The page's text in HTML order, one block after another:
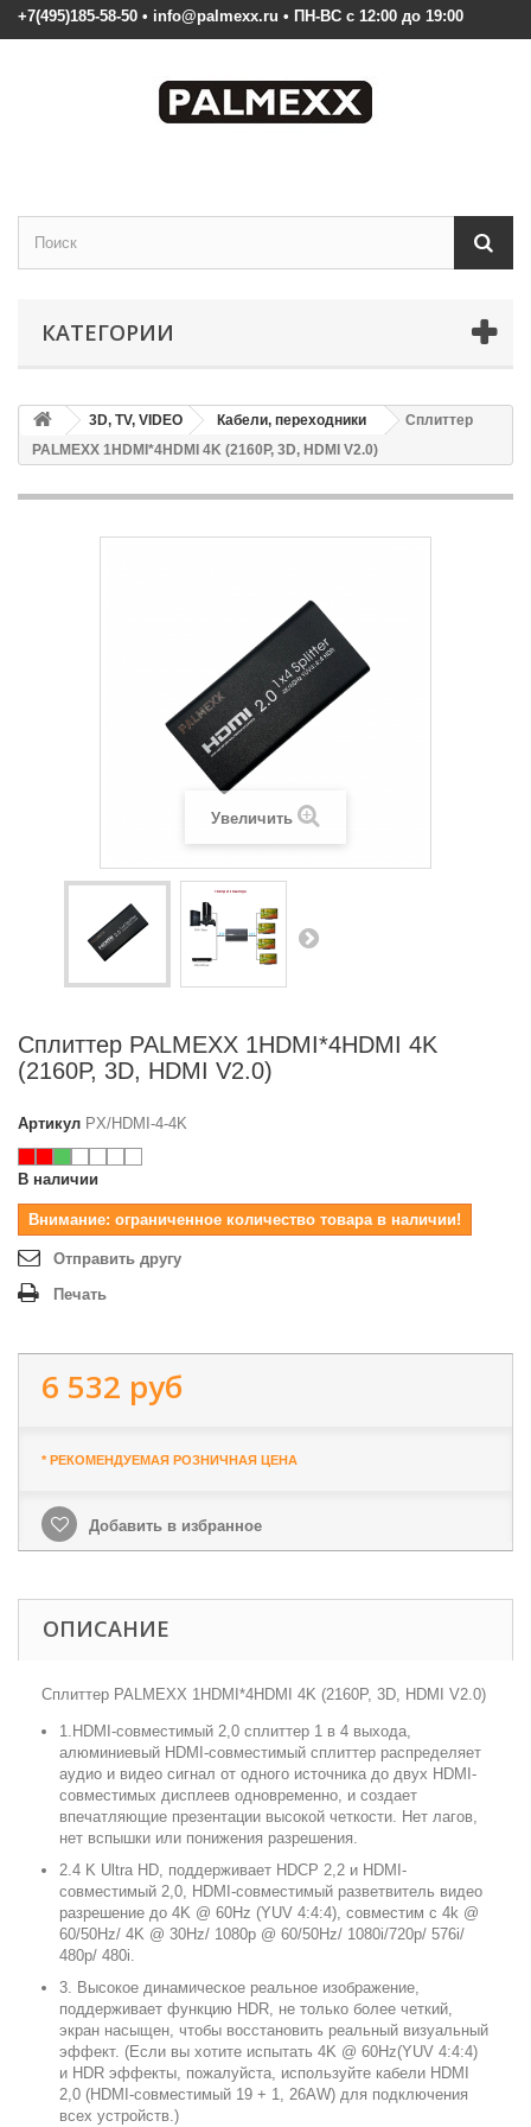
+7(495)185-58-50 • info@palmexx.ru • ПН-ВС с 12:00 до 19:00
КАТЕГОРИИ
3D, TV, VIDEO Кабели, переходники
Сплиттер
PALMEXX 1HDMI*4HDMI 4K (2160P, 3D, HDMI V2.0)
Увеличить
Сплиттер PALMEXX 1HDMI*4HDMI 4K
(2160P, 3D, HDMI V2.0)
Артикул PX/HDMI-4-4K
В наличии
Внимание: ограниченное количество товара в наличии!
Отправить другу
Печать
6 532 руб
* РЕКОМЕНДУЕМАЯ РОЗНИЧНАЯ ЦЕНА
Добавить в избранное
ОПИСАНИЕ
Сплиттер PALMEXX 1HDMI*4HDMI 4K (2160P, 3D, HDMI V2.0)
1.HDMI-совместимый 2,0 сплиттер 1 в 4 выхода,
алюминиевый HDMI-совместимый сплиттер распределяет
аудио и видео сигнал от одного источника до двух HDMI-
совместимых дисплеев одновременно, и создает
впечатляющие презентации высокой четкости. Нет лагов,
нет вспышки или понижения разрешения.
2.4 K Ultra HD, поддерживает HDCP 2,2 и HDMI-
совместимый 2,0, HDMI-совместимый разветвитель видео
разрешение до 4K @ 60Hz (YUV 4:4:4), совместим с 4k @
60/50Hz/ 4K @ 30Hz/ 1080p @ 60/50Hz/ 1080i/720p/ 576i/
480p/ 480i.
3. Высокое динамическое реальное изображение,
поддерживает функцию HDR, не только более четкий,
экран насыщен, чтобы восстановить реальный визуальный
эффект. (Если вы хотите испытать 4K @ 60Hz(YUV 4:4:4)
и HDR эффекты, пожалуйста, используйте кабели HDMI
2,0 (HDMI-совместимый 19 + 1, 26AW) для подключения
всех устройств.)